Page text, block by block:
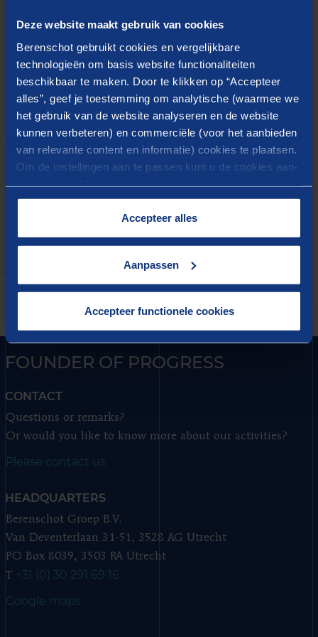
Deze website maakt gebruik van cookies
Berenschot gebruikt cookies en vergelijkbare
technologieën om basis website functionaliteiten
beschikbaar te maken. Door te klikken op “Accepteer
alles”, geef je toestemming om analytische (waarmee we
het gebruik van de website analyseren en de website
kunnen verbeteren) en commerciële (voor het aanbieden
van relevante content en informatie) cookies te plaatsen.
Om de instellingen aan te passen kunt u de cookies aan-
cookies op onze website treft u in onze
Accepteer alles
Aanpassen
Accepteer functionele cookies
incididunt ut labore et dolore magna aliqua. Ut enim
ad minim veniam, quis nostrud exercitation ullamco
laboris nisi ut aliquip ex ea commodo consequat.
Duis aute irure dolor in reprehenderit in voluptate
velit esse cillum dolore eu fugiat nulla pariatur.
Excepteur sint occaecat cupidatat non proident, sunt
in culpa qui officia deserunt mollit anim id est
laborum.
FOUNDER OF PROGRESS
CONTACT
Questions or remarks?
Or would you like to know more about our activities?
Please contact us
HEADQUARTERS
Berenschot Groep B.V.
Van Deventerlaan 31-51, 3528 AG Utrecht
PO Box 8039, 3503 RA Utrecht
T +31 (0) 30 291 69 16
Google maps